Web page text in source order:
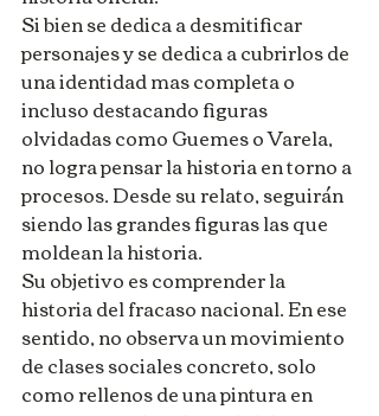
Si bien se dedica a desmitificar
personajes y se dedica a cubrirlos de
una identidad mas completa o
incluso destacando figuras
olvidadas como Guemes o Varela,
no logra pensar la historia en torno a
procesos. Desde su relato, seguirán
siendo las grandes figuras las que
moldean la historia.
Su objetivo es comprender la
historia del fracaso nacional. En ese
sentido, no observa un movimiento
de clases sociales concreto, solo
como rellenos de una pintura en